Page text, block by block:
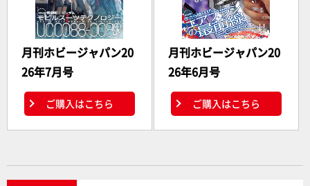
月刊ホビージャパン20
26年7月号
ご購入はこちら
月刊ホビージャパン20
26年6月号
ご購入はこちら